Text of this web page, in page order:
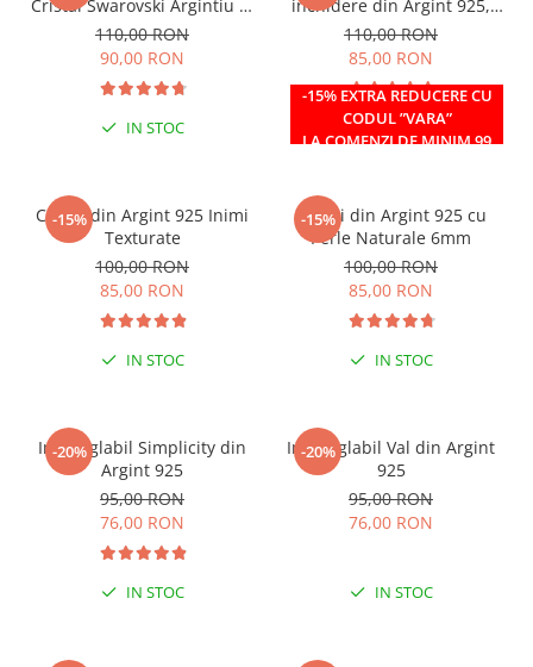
Cristal Swarovski Argintiu in
Caseta din Argint 925
110,00 RON
90,00 RON
IN STOC
-15% EXTRA REDUCERE CU
CODUL ”VARA”
LA COMENZI DE MINIM 99
inchidere din Argint 925,
reglabil 38-41 cm
110,00 RON
85,00 RON
IN STOC
-15%
Cercei din Argint 925 Inimi
Texturate
100,00 RON
85,00 RON
IN STOC
-15%
Cercei din Argint 925 cu
Perle Naturale 6mm
100,00 RON
85,00 RON
IN STOC
-20%
Inel reglabil Simplicity din
Argint 925
95,00 RON
76,00 RON
IN STOC
-20%
Inel reglabil Val din Argint
925
95,00 RON
76,00 RON
IN STOC